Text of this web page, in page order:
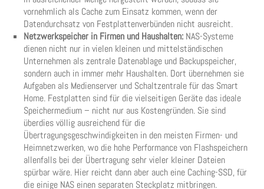
vornehmlich als Cache zum Einsatz kommen, wenn der
Datendurchsatz von Festplattenverbünden nicht ausreicht.
Netzwerkspeicher in Firmen und Haushalten: NAS-Systeme
dienen nicht nur in vielen kleinen und mittelständischen
Unternehmen als zentrale Datenablage und Backupspeicher,
sondern auch in immer mehr Haushalten. Dort übernehmen sie
Aufgaben als Medienserver und Schaltzentrale für das Smart
Home. Festplatten sind für die vielseitigen Geräte das ideale
Speichermedium – nicht nur aus Kostengründen. Sie sind
überdies völlig ausreichend für die
Übertragungsgeschwindigkeiten in den meisten Firmen- und
Heimnetzwerken, wo die hohe Performance von Flashspeichern
allenfalls bei der Übertragung sehr vieler kleiner Dateien
spürbar wäre. Hier reicht dann aber auch eine Caching-SSD, für
die einige NAS einen separaten Steckplatz mitbringen.